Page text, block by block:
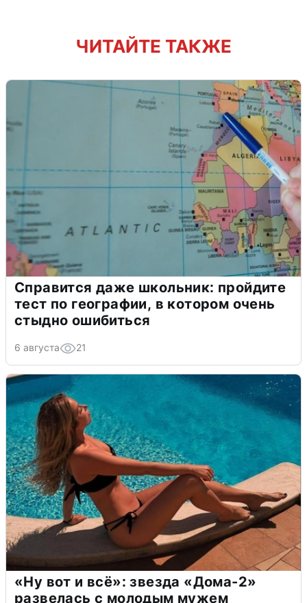
ЧИТАЙТЕ ТАКЖЕ
Справится даже школьник: пройдите
тест по географии, в котором очень
стыдно ошибиться
6 августа 21
«Ну вот и всё»: звезда «Дома-2»
развелась с молодым мужем